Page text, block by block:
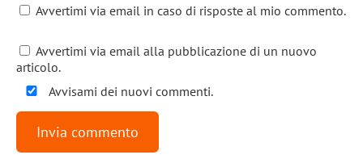
Avvertimi via email in caso di risposte al mio commento.
Avvertimi via email alla pubblicazione di un nuovo
articolo.
Avvisami dei nuovi commenti.